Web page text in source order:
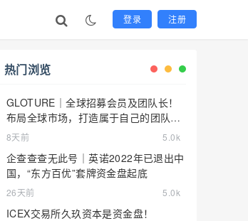
登录 注册
热门浏览
GLOTURE｜全球招募会员及团队长！
布局全球市场，打造属于自己的团队事
业，想增加收入？想打造团队？加入
8天前 5.0k
企查查查无此号｜英诺2022年已退出中
国，“东方百优”套牌资金盘起底
26天前 5.0k
ICEX交易所久玖资本是资金盘！